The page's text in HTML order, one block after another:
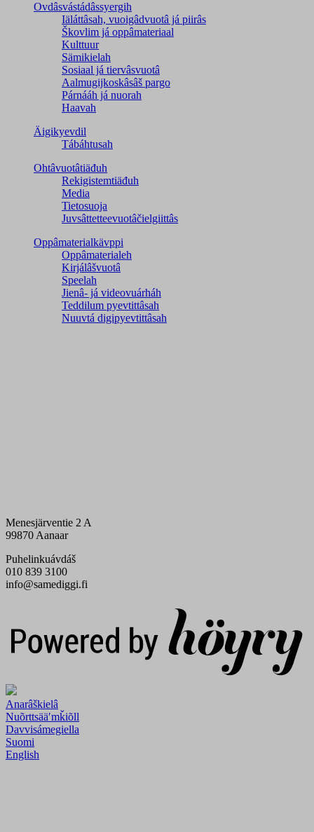
Ovdâsvástádâssyergih
Iäláttâsah, vuoigâdvuotâ já piirâs
Škovlim já oppâmateriaal
Kulttuur
Sämikielah
Sosiaal já tiervâsvuotâ
Aalmugijkoskâsâš pargo
Párnááh já nuorah
Haavah
Äigikyevdil
Tábáhtusah
Ohtâvuotâtiäđuh
Rekigistemtiäđuh
Media
Tietosuoja
Juvsâttetteevuotâčielgiittâs
Oppâmaterialkävppi
Oppâmaterialeh
Kirjálâšvuotâ
Speelah
Jienâ- já videovuárháh
Teddilum pyevtittâsah
Nuuvtá digipyevtittâsah
Menesjärventie 2 A
99870 Aanaar
Puhelinkuávdáš
010 839 3100
info@samediggi.fi
Anarâškielâ
Nuõrttsääʹmǩiõll
Davvisámegiella
Suomi
English